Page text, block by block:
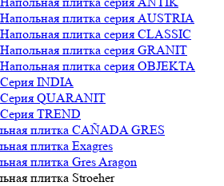
Напольная плитка серия AUSTRIA
Напольная плитка серия CLASSIC
Напольная плитка серия GRANIT
Напольная плитка серия OBJEKTA
Серия INDIA
Серия QUARANIT
Серия TREND
плитка CAÑADA GRES
плитка Exagres
плитка Gres Aragon
плитка Stroeher